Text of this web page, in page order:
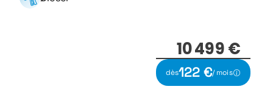
10 499 €
dès122 €/ mois